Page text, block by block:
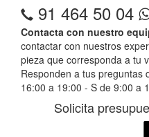
91 464 50 04
Contacta con nuestro
contactar con nuestros
pieza que corresponda a tu
Responden a tus preguntas
16:00 a 19:00 - S de 9:00 a
Solicita